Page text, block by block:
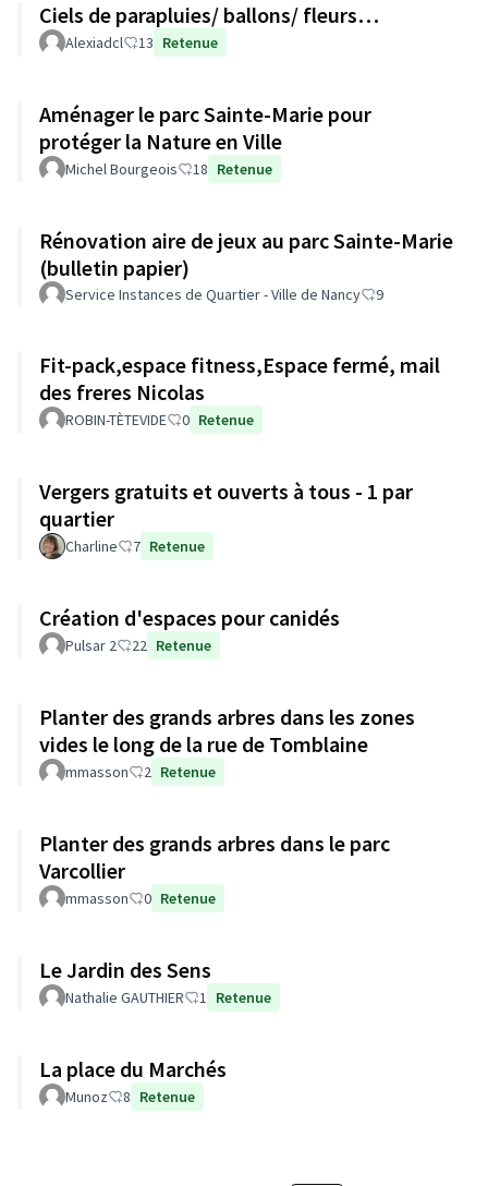
Ciels de parapluies/ ballons/ fleurs…
Alexiadcl 13 Retenue
Aménager le parc Sainte-Marie pour
protéger la Nature en Ville
Michel Bourgeois 18 Retenue
Rénovation aire de jeux au parc Sainte-Marie
(bulletin papier)
Service Instances de Quartier - Ville de Nancy 9
Fit-pack,espace fitness,Espace fermé, mail
des freres Nicolas
ROBIN-TÈTEVIDE 0 Retenue
Vergers gratuits et ouverts à tous - 1 par
quartier
Charline 7 Retenue
Création d'espaces pour canidés
Pulsar 2 22 Retenue
Planter des grands arbres dans les zones
vides le long de la rue de Tomblaine
mmasson 2 Retenue
Planter des grands arbres dans le parc
Varcollier
mmasson 0 Retenue
Le Jardin des Sens
Nathalie GAUTHIER 1 Retenue
La place du Marchés
Munoz 8 Retenue